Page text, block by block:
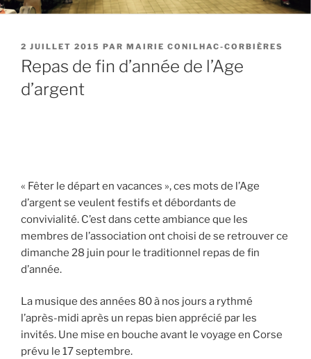
PUBLIÉ
LE
2 JUILLET 2015 PAR MAIRIE CONILHAC-CORBIÈRES
Repas de fin d’année de l’Age
d’argent
« Fêter le départ en vacances », ces mots de l’Age
d’argent se veulent festifs et débordants de
convivialité. C’est dans cette ambiance que les
membres de l’association ont choisi de se retrouver ce
dimanche 28 juin pour le traditionnel repas de fin
d’année.
La musique des années 80 à nos jours a rythmé
l’après-midi après un repas bien apprécié par les
invités. Une mise en bouche avant le voyage en Corse
prévu le 17 septembre.